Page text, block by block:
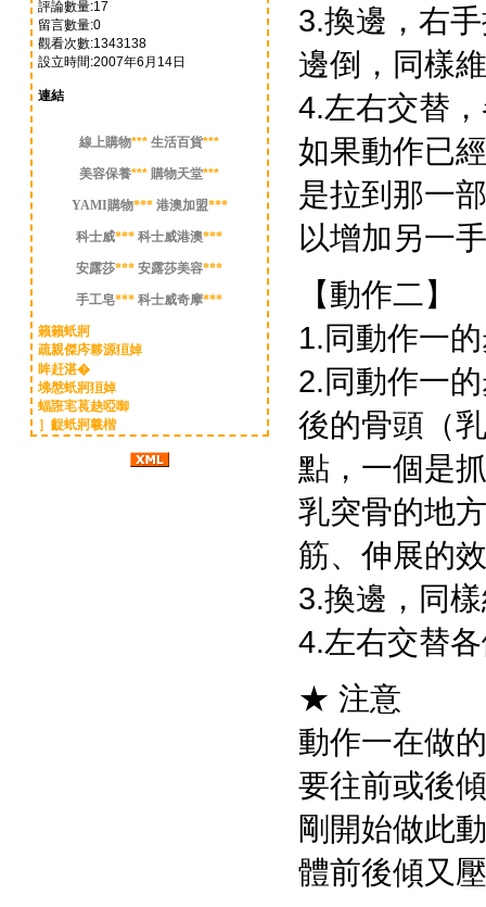
評論數量:17
留言數量:0
觀看次數:1343138
設立時間:2007年6月14日
連結
線上購物*** 生活百貨***
美容保養*** 購物天堂***
YAMI購物*** 港澳加盟***
科士威*** 科士威港澳***
安露莎*** 安露莎美容***
手工皂*** 科士威奇摩***
籟籟蚔牁
疏親傑庈夥源狟婥
眸赶湛�
坲慇蚔牁狟婥
蝠誑宒萇赽啞啣
］齪蚔牁羲楷
3.換邊，右
邊倒，同樣
4.左右交替
如果動作已
是拉到那一
以增加另一
【動作二】
1.同動作一
2.同動作一
後的骨頭（
點，一個是
乳突骨的地
筋、伸展的
3.換邊，同
4.左右交替
★ 注意
動作一在做
要往前或後
剛開始做此
體前後傾又